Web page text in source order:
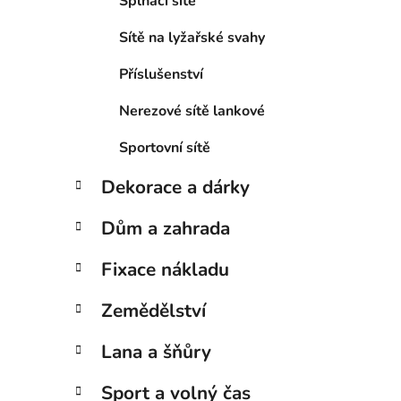
Sítě na lyžařské svahy
Příslušenství
Nerezové sítě lankové
Sportovní sítě
Dekorace a dárky
Dům a zahrada
Fixace nákladu
Zemědělství
Lana a šňůry
Sport a volný čas